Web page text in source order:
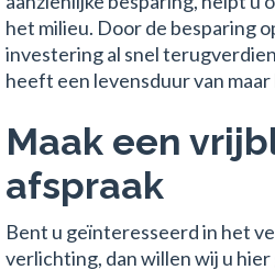
het milieu. Door de besparing
investering al snel
heeft een levensduur van
Maak een
afspraak
Bent u geïnteresseerd in het
verlichting, dan willen wij u hier